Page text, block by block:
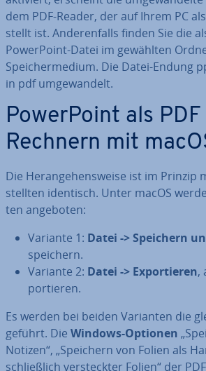
dem PDF-Reader, der auf Ihrem PC
stellt ist. An­de­ren­falls finden Sie die
Power­Point-Datei im gewählten
Spei­cher­me­di­um. Die Datei-Endung
in pdf um­ge­wan­delt.
Power­Point als PDF
Rechnern mit
Die Her­an­ge­hens­wei­se ist im
stell­ten identisch. Unter macOS
ten angeboten:
Variante 1: Datei -> Speichern
speichern.
Variante 2: Datei -> Ex­por­tie­ren,
por­tie­ren.
Es werden bei beiden Varianten die
ge­führt. Die Windows-Optionen
Notizen“, „Speichern von Folien als
schließ­lich ver­steck­ter Folien“ der